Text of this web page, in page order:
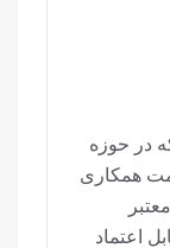
در حوزه
همکاری
اعتماد